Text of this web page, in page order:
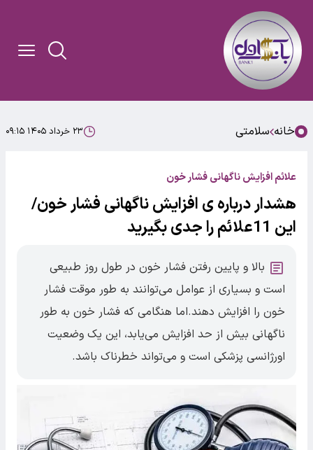
خانه سلامتی ۲۳ خرداد ۱۴۰۵ ۰۹:۱۵
علائم افزایش ناگهانی فشار خون
هشدار درباره ی افزایش ناگهانی فشار خون/
این 11علائم را جدی بگیرید
بالا و پایین رفتن فشار خون در طول روز طبیعی
است و بسیاری از عوامل می‌توانند به طور موقت فشار
خون را افزایش دهند.اما هنگامی که فشار خون به طور
ناگهانی بیش از حد افزایش می‌یابد، این یک وضعیت
اورژانسی پزشکی است و می‌تواند خطرناک باشد.